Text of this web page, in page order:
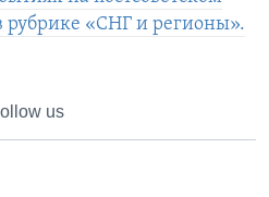
рубрике «СНГ и регионы».
us